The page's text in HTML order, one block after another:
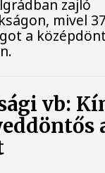
zajló
mivel
a
vb: